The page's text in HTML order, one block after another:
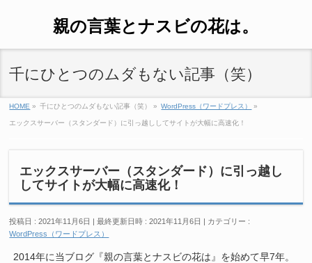
親の言葉とナスビの花は。
千にひとつのムダもない記事（笑）
HOME » 千にひとつのムダもない記事（笑） » WordPress（ワードプレス） »
エックスサーバー（スタンダード）に引っ越ししてサイトが大幅に高速化！
エックスサーバー（スタンダード）に引っ越し
してサイトが大幅に高速化！
投稿日 : 2021年11月6日 最終更新日時 : 2021年11月6日
カテゴリー :
WordPress（ワードプレス）
2014年に当ブログ『親の言葉とナスビの花は』を始めて早7年。